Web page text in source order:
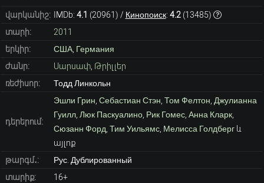
վարկանիշ: IMDb: 4.1 (20961) / Кинопоиск: 4.2(13485)
տարի:
2011
երկիր:
США, Германия
ժանր:
Սարսափ, Թրիլլեր
ռեժիսոր:
Тодд Линкольн
դերերում:
Эшли Грин Себастиан Стэн Том Фелтон Джулианна
Гуилл, Люк Паскуалино, Рик Гомес, Анна Кларк,
Сюзанн Форд Тим Уильямс, Мелисса Голдбергև
այլոք
թարգմ․:
Рус. Дублированный
տարիք:
16+